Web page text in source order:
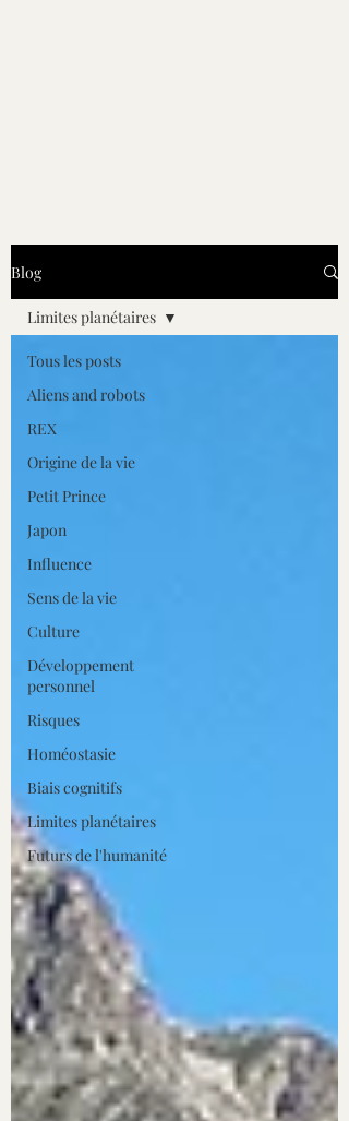
Blog
Tous les posts
Aliens and robots
REX
Origine de la vie
Petit Prince
Japon
Influence
Sens de la vie
Culture
Développement
personnel
Risques
Homéostasie
Biais cognitifs
Limites planétaires
Futurs de l'humanité
Limites planétaires